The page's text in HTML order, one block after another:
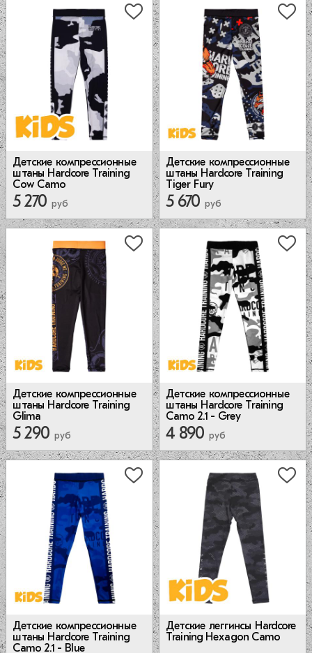
Детские компрессионные
штаны Hardcore Training
Cow Camo
5 270 руб
Детские компрессионные
штаны Hardcore Training
Tiger Fury
5 670 руб
Детские компрессионные
штаны Hardcore Training
Glima
5 290 руб
Детские компрессионные
штаны Hardcore Training
Camo 2.1 - Grey
4 890 руб
Детские компрессионные
штаны Hardcore Training
Camo 2.1 - Blue
Детские леггинсы Hardcore
Training Hexagon Camo